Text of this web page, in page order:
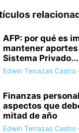
AFP: por qué es
mantener
Sistema Privado...
Edwin Terrazas Castro
Finanzas
aspectos que
mitad de año
Edwin Terrazas Castro